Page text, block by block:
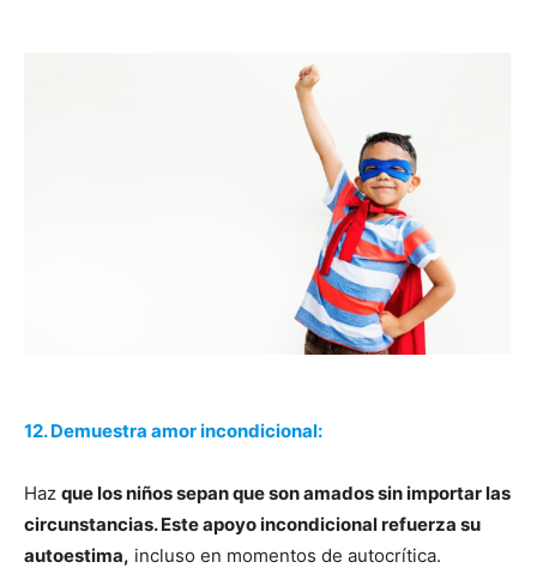
12. Demuestra amor incondicional:
Haz que los niños sepan que son amados sin importar las
circunstancias. Este apoyo incondicional refuerza su
autoestima, incluso en momentos de autocrítica.